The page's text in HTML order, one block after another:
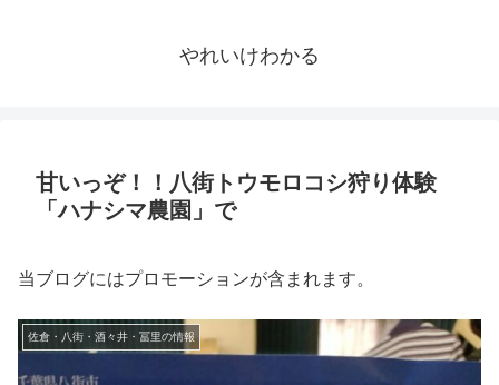
やれいけわかる
甘いっぞ！！八街トウモロコシ狩り体験
「ハナシマ農園」で
当ブログにはプロモーションが含まれます。
佐倉・八街・酒々井・冨里の情報